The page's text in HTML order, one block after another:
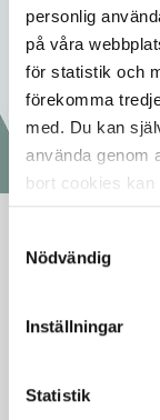
personlig
på våra
för statistik och
förekomma
med. Du kan
använda genom
bort cookies kan
funktionalitet på
Nödvändig
Inställningar
Statistik